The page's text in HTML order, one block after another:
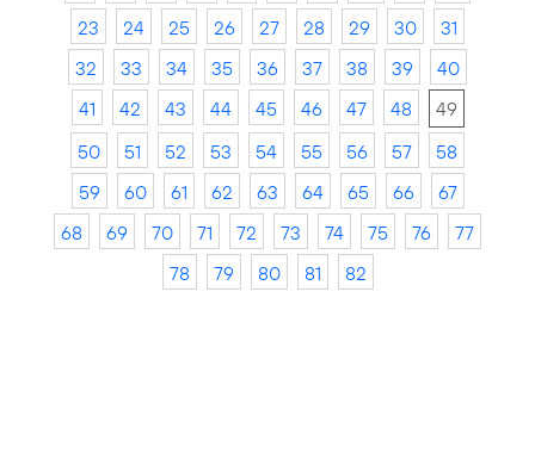
23
24 25 26 27 28 29 30
31
32
33 34 35 36 37 38 39
40
41
42 43 44 45 46 47 48
49
50
51 52 53 54 55 56 57
58
59
60 61 62 63 64 65 66
67
68
69 70 71 72 73 74 75 76
77
78
79 80 81 82